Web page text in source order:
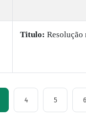
Titulo: ​Resolução
4 5 6